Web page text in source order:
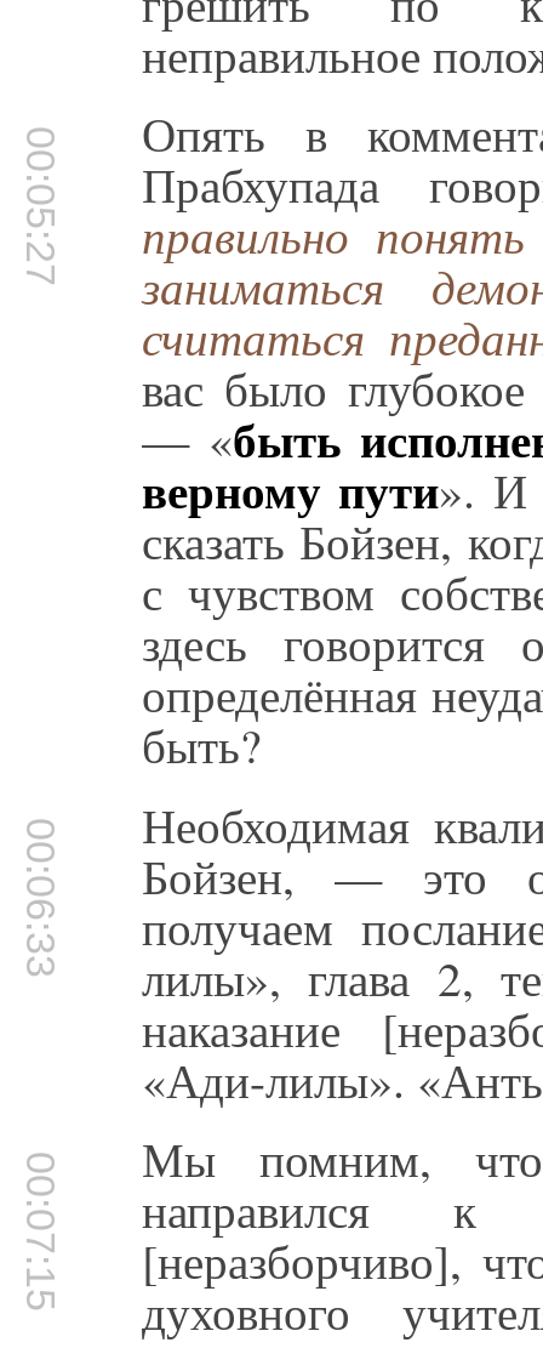
неправильное
00:05:27 Опять в
Прабхупада
правильно
заниматься
считаться
вас было
— «быть
верному пути». И
сказать Бойзен,
с чувством
здесь
определённая
быть?
00:06:33 Необходимая
Бойзен, — это
получаем
лилы», глава 2,
наказание
«Ади-лилы».
00:07:15 Мы помним,
направился к
[неразборчиво],
духовного